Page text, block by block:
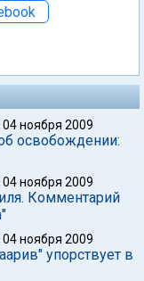
04 ноября 2009
освобождении:
04 ноября 2009
Комментарий
04 ноября 2009
упорствует в